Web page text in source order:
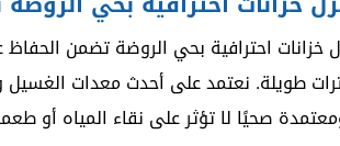
احترافية بحي الروضة تضمن
طويلة. نعتمد على أحدث معدات الغسيل
صحيًا لا تؤثر على نقاء المياه أو